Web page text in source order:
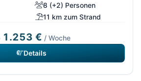
8 (+2) Personen
11 km zum Strand
1.253 € / Woche
Details